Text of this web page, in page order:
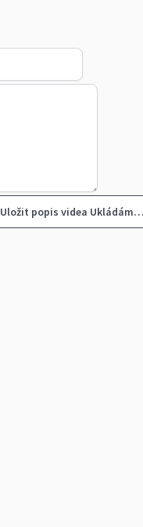
Uložit popis videa